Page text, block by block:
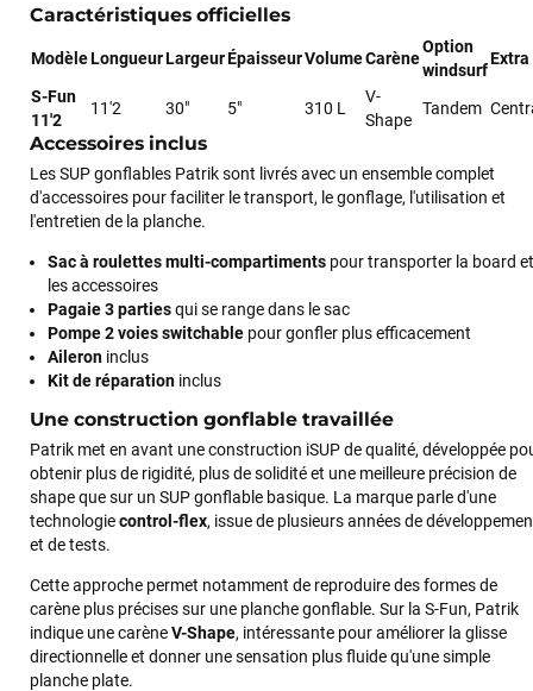
Caractéristiques officielles
ModèleLongueurLargeurÉpaisseurVolumeCarène
Option
windsurf
Extra
S-Fun
11'2
11'2 30" 5" 310 L
V-
Shape
Tandem
Accessoires inclus
Les SUP gonflables Patrik sont livrés avec un ensemble complet
d'accessoires pour faciliter le transport, le gonflage, l'utilisation et
l'entretien de la planche.
Sac à roulettes multi-compartiments pour transporter la board et
les accessoires
Pagaie 3 partiesqui se range dans le sac
Pompe 2 voies switchable pour gonfler plus efficacement
Aileron inclus
Kit de réparation inclus
Une construction gonflable travaillée
Patrik met en avant une construction iSUP de qualité, développée
obtenir plus de rigidité, plus de solidité et une meilleure précision de
shape que sur un SUP gonflable basique. La marque parle d'une
technologiecontrol-flex, issue de plusieurs années de
et de tests.
Cette approche permet notamment de reproduire des formes de
carène plus précises sur une planche gonflable. Sur la S-Fun, Patrik
indique une carèneV-Shape, intéressante pour améliorer la glisse
directionnelle et donner une sensation plus fluide qu'une simple
planche plate.